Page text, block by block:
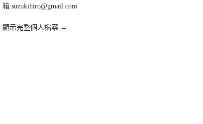
箱:suzukihiro@gmail.com
顯示完整個人檔案 →